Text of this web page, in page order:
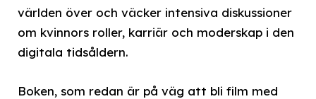
världen över och väcker intensiva diskussioner
om kvinnors roller, karriär och moderskap i den
digitala tidsåldern.
Boken, som redan är på väg att bli film med